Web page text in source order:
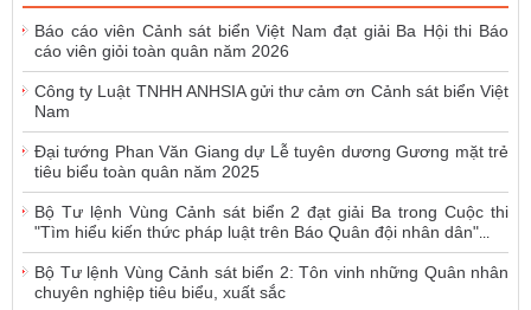
Báo cáo viên Cảnh sát biển Việt Nam đạt giải Ba Hội thi Báo
cáo viên giỏi toàn quân năm 2026
Công ty Luật TNHH ANHSIA gửi thư cảm ơn Cảnh sát biển Việt
Nam
Đại tướng Phan Văn Giang dự Lễ tuyên dương Gương mặt trẻ
tiêu biểu toàn quân năm 2025
Bộ Tư lệnh Vùng Cảnh sát biển 2 đạt giải Ba trong Cuộc thi
"Tìm hiểu kiến thức pháp luật trên Báo Quân đội nhân dân"
Bộ Tư lệnh Vùng Cảnh sát biển 2: Tôn vinh những Quân nhân
chuyên nghiệp tiêu biểu, xuất sắc